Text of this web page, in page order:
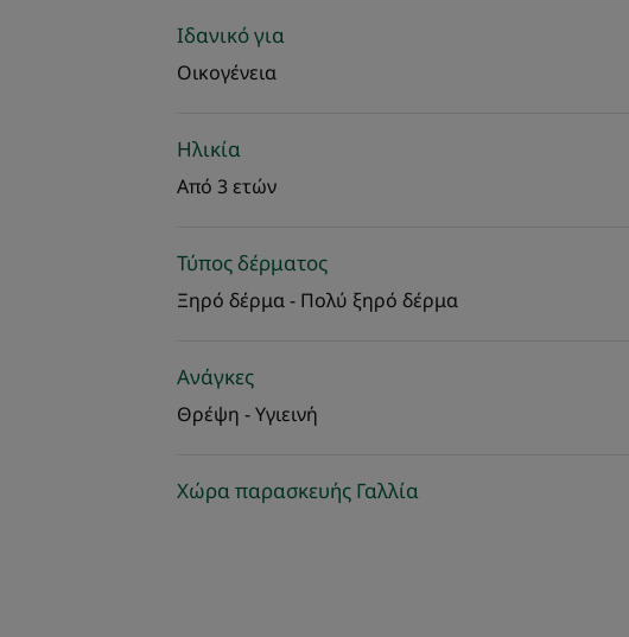
Ιδανικό για
Οικογένεια
Ηλικία
Από 3 ετών
Τύπος δέρματος
Ξηρό δέρμα - Πολύ ξηρό δέρμα
Ανάγκες
Θρέψη - Υγιεινή
Χώρα παρασκευής Γαλλία